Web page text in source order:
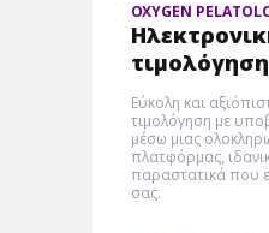
OXYGEN
Εύκολη και
τιμολόγηση με
μέσω μιας
πλατφόρμας,
παραστατικά που
σας.